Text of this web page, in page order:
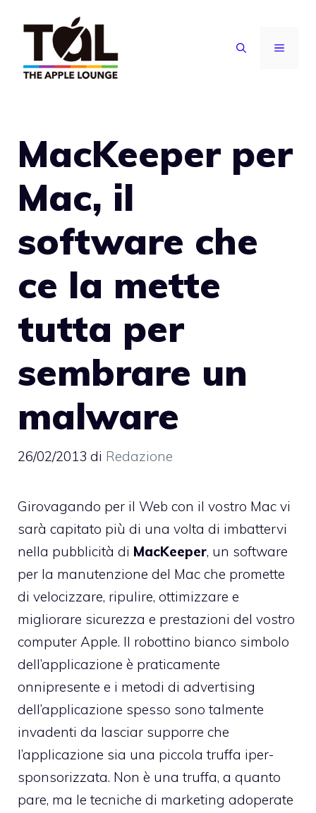
contenuto
MENU
MacKeeper per
Mac, il
software che
ce la mette
tutta per
sembrare un
malware
26/02/2013 di Redazione
Girovagando per il Web con il vostro Mac vi
sarà capitato più di una volta di imbattervi
nella pubblicità di MacKeeper, un software
per la manutenzione del Mac che promette
di velocizzare, ripulire, ottimizzare e
migliorare sicurezza e prestazioni del vostro
computer Apple. Il robottino bianco simbolo
dell’applicazione è praticamente
onnipresente e i metodi di advertising
dell’applicazione spesso sono talmente
invadenti da lasciar supporre che
l’applicazione sia una piccola truffa iper-
sponsorizzata. Non è una truffa, a quanto
pare, ma le tecniche di marketing adoperate